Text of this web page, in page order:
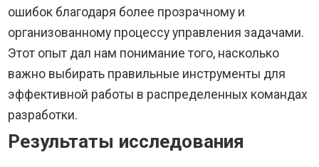
ошибок благодаря более прозрачному и
организованному процессу управления задачами.
Этот опыт дал нам понимание того, насколько
важно выбирать правильные инструменты для
эффективной работы в распределенных командах
разработки.
Результаты исследования